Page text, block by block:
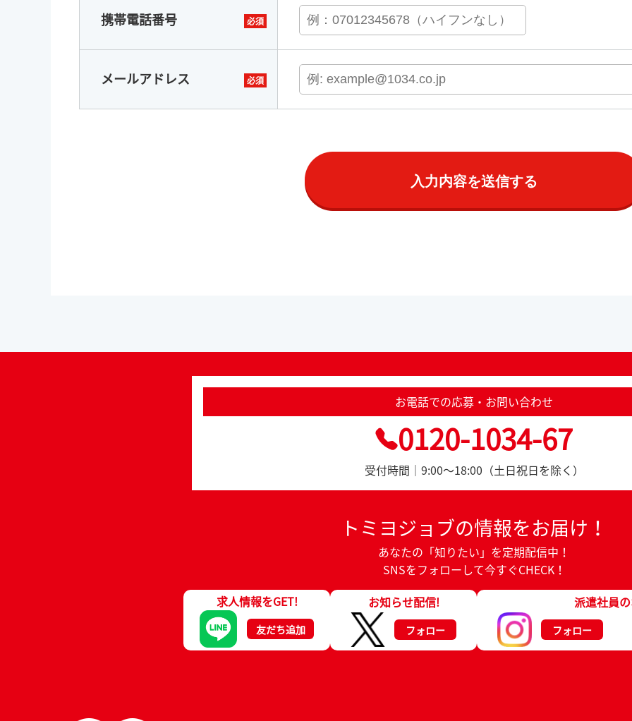
携帯電話番号
メールアドレス
お電話での応募・お問い合わせ
0120-1034-67
受付時間｜9:00～18:00（土日祝日を除く）
トミヨジョブの情報をお届け！
あなたの「知りたい」を定期配信中！
SNSをフォローして今すぐCHECK！
求人情報をGET!
友だち追加
お知らせ配信!
フォロー
派遣社員
フォロー